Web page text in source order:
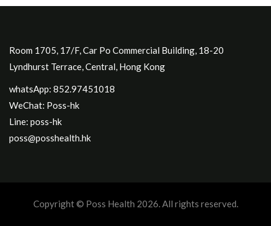
Room 1705, 17/F, Car Po Commercial Building, 18-20
Lyndhurst Terrace, Central, Hong Kong
whatsApp: 852.97451018
WeChat: Poss-hk
Line: poss-hk
poss@posshealth.hk
Copyright © Poss Health 2026. All rights reserved.